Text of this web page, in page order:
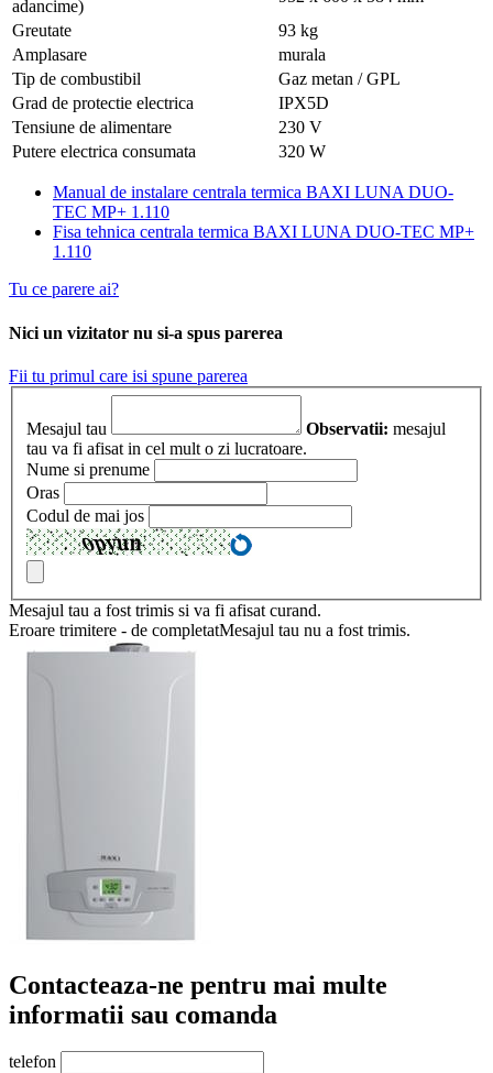
adancime)
Greutate
93 kg
Amplasare
murala
Tip de combustibil
Gaz metan / GPL
Grad de protectie electrica
IPX5D
Tensiune de alimentare
230 V
Putere electrica consumata
320 W
Manual de instalare centrala termica BAXI LUNA DUO-
TEC MP+ 1.110
Fisa tehnica centrala termica BAXI LUNA DUO-TEC MP+
1.110
Tu ce parere ai?
Nici un vizitator nu si-a spus parerea
Fii tu primul care isi spune parerea
Mesajul tau Observatii: mesajul
tau va fi afisat in cel mult o zi lucratoare.
Nume si prenume
Oras
Codul de mai jos
Mesajul tau a fost trimis si va fi afisat curand.
Eroare trimitere - de completatMesajul tau nu a fost trimis.
Contacteaza-ne pentru mai multe
informatii sau comanda
telefon